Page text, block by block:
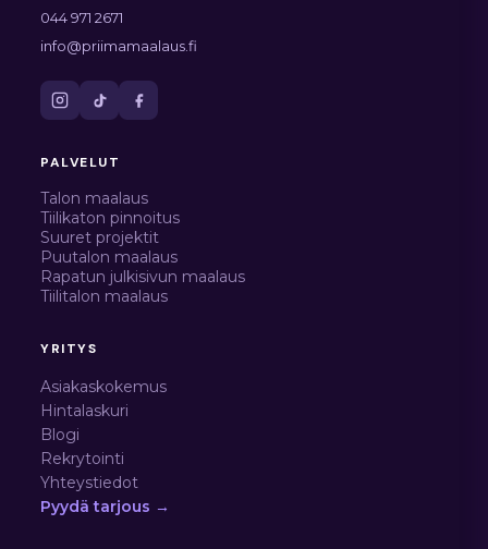
044 971 2671
info@priimamaalaus.fi
PALVELUT
Talon maalaus
Tiilikaton pinnoitus
Suuret projektit
Puutalon maalaus
Rapatun julkisivun maalaus
Tiilitalon maalaus
YRITYS
Asiakaskokemus
Hintalaskuri
Blogi
Rekrytointi
Yhteystiedot
Pyydä tarjous →